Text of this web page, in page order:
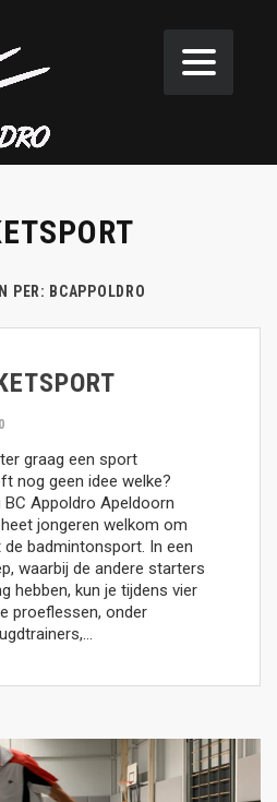
PER: BCAPPOLDRO
0
graag een sport
nog geen idee welke?
BC Appoldro Apeldoorn
jongeren welkom om
badmintonsport. In een
waarbij de andere starters
hebben, kun je tijdens vier
proeflessen, onder